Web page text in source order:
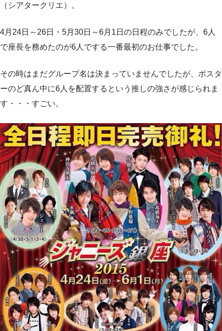
（シアタークリエ）。
4月24日～26日・5月30日～6月1日の日程のみでしたが、6人
で座長を務めたのが6人でする一番最初のお仕事でした。
その時はまだグループ名は決まっていませんでしたが、ポスタ
ーのど真ん中に6人を配置するという推しの強さが感じられま
す・・・すごい。